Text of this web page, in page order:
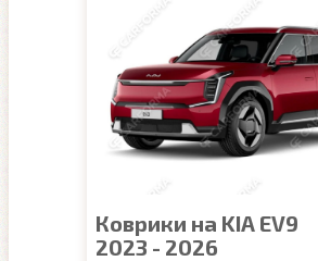
Коврики на KIA EV9
2023 - 2026